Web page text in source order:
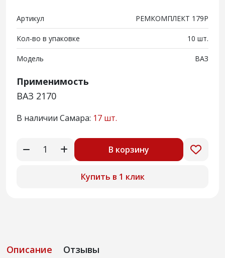
Артикул РЕМКОМПЛЕКТ 179Р
Кол-во в упаковке 10 шт.
Модель ВАЗ
Применимость
ВАЗ 2170
В наличии Самара: 17 шт.
В корзину
Купить в 1 клик
Описание Отзывы